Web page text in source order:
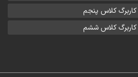
کاربرگ کلاس پنجم
کاربرگ کلاس ششم